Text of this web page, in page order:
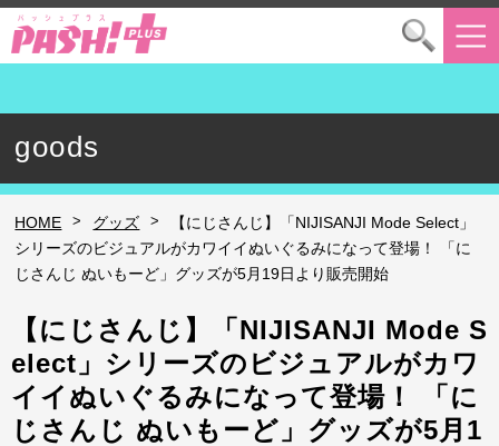
goods
HOME > グッズ >
【にじさんじ】「NIJISANJI Mode Select」
シリーズのビジュアルがカワイイぬいぐるみになって登場！ 「に
じさんじ ぬいもーど」グッズが5月19日より販売開始
【にじさんじ】「NIJISANJI Mode S
elect」シリーズのビジュアルがカワ
イイぬいぐるみになって登場！ 「に
じさんじ ぬいもーど」グッズが5月1